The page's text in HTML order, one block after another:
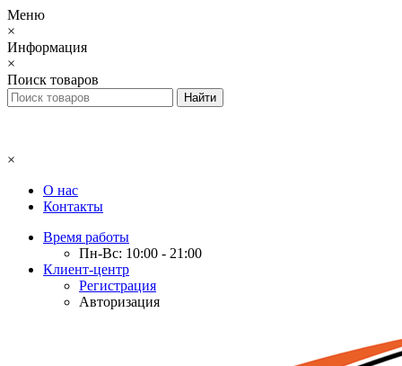
Меню
×
Информация
×
Поиск товаров
×
О нас
Контакты
Время работы
Пн-Вс: 10:00 - 21:00
Клиент-центр
Регистрация
Авторизация